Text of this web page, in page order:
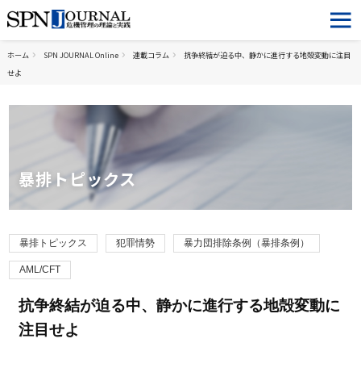
ホーム SPN JOURNAL Online 連載コラム
抗争終結が迫る中、静かに進行する地殻変動に注目
せよ
暴排トピックス
暴排トピックス 犯罪情勢 暴力団排除条例（暴排条例）
AML/CFT
抗争終結が迫る中、静かに進行する地殻変動に
注目せよ